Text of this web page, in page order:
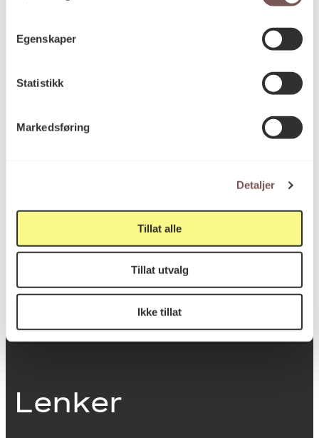
Egenskaper
Statistikk
Markedsføring
Detaljer
Tillat alle
Tillat utvalg
Ikke tillat
Besøksadresse
Victoria Terrasse 11
0251 Oslo
Viktig info
Utbetaling og fakturering
Om opphavsrett
Dokumentasjonsskjema
Last ned logo
Lenker